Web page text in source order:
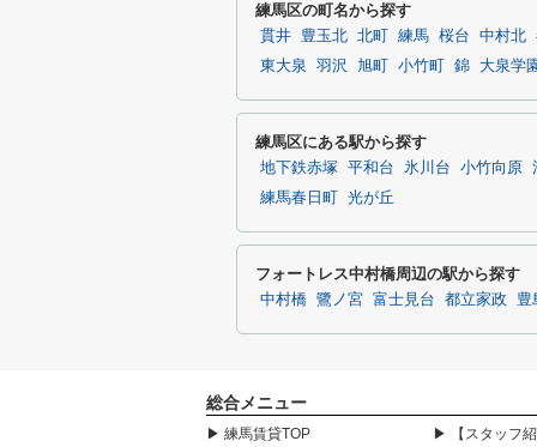
練馬区の町名から探す
貫井 豊玉北 北町 練馬 桜台 中村北
東大泉
羽沢 旭町 小竹町 錦 大泉学
練馬区にある駅から探す
地下鉄赤塚 平和台 氷川台 小竹向原
練馬春日町
光が丘
フォートレス中村橋周辺の駅から探す
中村橋 鷺ノ宮 富士見台 都立家政 豊
総合メニュー
▶ 練馬賃貸TOP
▶ 【スタッフ